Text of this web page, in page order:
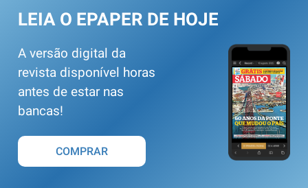
LEIA O EPAPER DE HOJE
A versão digital da
revista disponível horas
antes de estar nas
bancas!
COMPRAR